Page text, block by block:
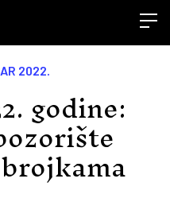
2022.
godine: